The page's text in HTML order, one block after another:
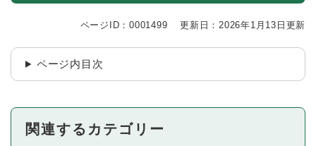
ページID：0001499 更新日：2026年1月13日更新
ページ内目次
関連するカテゴリー